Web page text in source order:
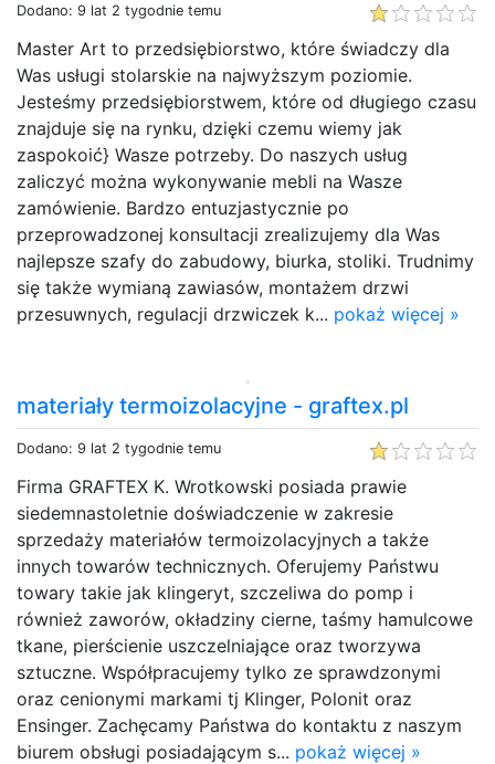
Dodano: 9 lat 2 tygodnie temu
Master Art to przedsiębiorstwo, które świadczy dla
Was usługi stolarskie na najwyższym poziomie.
Jesteśmy przedsiębiorstwem, które od długiego czasu
znajduje się na rynku, dzięki czemu wiemy jak
zaspokoić} Wasze potrzeby. Do naszych usług
zaliczyć można wykonywanie mebli na Wasze
zamówienie. Bardzo entuzjastycznie po
przeprowadzonej konsultacji zrealizujemy dla Was
najlepsze szafy do zabudowy, biurka, stoliki. Trudnimy
się także wymianą zawiasów, montażem drzwi
przesuwnych, regulacji drzwiczek k... pokaż więcej »
materiały termoizolacyjne - graftex.pl
Dodano: 9 lat 2 tygodnie temu
Firma GRAFTEX K. Wrotkowski posiada prawie
siedemnastoletnie doświadczenie w zakresie
sprzedaży materiałów termoizolacyjnych a także
innych towarów technicznych. Oferujemy Państwu
towary takie jak klingeryt, szczeliwa do pomp i
również zaworów, okładziny cierne, taśmy hamulcowe
tkane, pierścienie uszczelniające oraz tworzywa
sztuczne. Współpracujemy tylko ze sprawdzonymi
oraz cenionymi markami tj Klinger, Polonit oraz
Ensinger. Zachęcamy Państwa do kontaktu z naszym
biurem obsługi posiadającym s... pokaż więcej »